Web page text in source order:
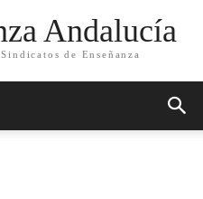
Andalucía
de Enseñanza